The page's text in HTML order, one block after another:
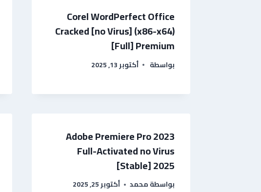
Corel WordPerfect Office
Cracked [no Virus] (x86-x64)
[Full] Premium
بواسطة أكتوبر 13, 2025
Adobe Premiere Pro 2023
Full-Activated no Virus
[Stable] 2025
بواسطةمحمد أكتوبر 25, 2025